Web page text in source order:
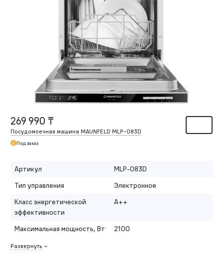
269 990 ₸
Посудомоечная машина MAUNFELD MLP-083D
Под заказ
Артикул
MLP-083D
Тип управления
Электронное
Класс энергетической
эффективности
A++
Максимальная мощность, Вт 2100
Развернуть